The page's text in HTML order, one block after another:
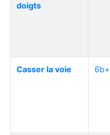
doigts
Casser la voie 6b+